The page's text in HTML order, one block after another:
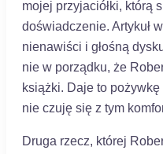
mojej przyjaciółki, którą
doświadczenie. Artykuł
nienawiści i głośną
nie w porządku, że
książki. Daje to
nie czuję się z tym
Druga rzecz, której